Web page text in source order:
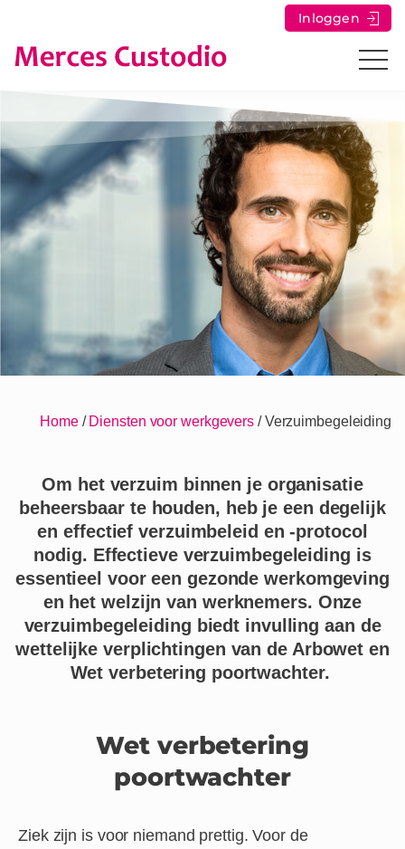
Inloggen
Home/ Diensten voor werkgevers /Verzuimbegeleiding
Om het verzuim binnen je organisatie
beheersbaar te houden, heb je een degelijk
en effectief verzuimbeleid en -protocol
nodig. Effectieve verzuimbegeleiding is
essentieel voor een gezonde werkomgeving
en het welzijn van werknemers. Onze
verzuimbegeleiding biedt invulling aan de
wettelijke verplichtingen van de Arbowet en
Wet verbetering poortwachter.
Wet verbetering
poortwachter
Ziek zijn is voor niemand prettig. Voor de